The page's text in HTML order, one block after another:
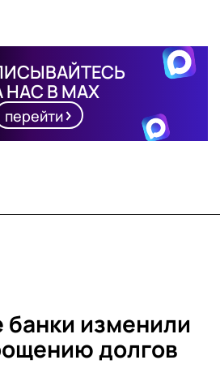
НАС В MAX
перейти
банки изменили
долгов